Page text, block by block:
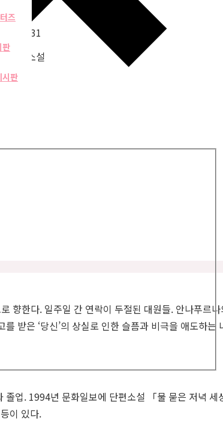
즈
판
시판
-05-31
단편소설
원
향한다. 일주일 간 연락이 두절된 대원들. 안나푸르
받은 ‘당신’의 상실로 인한 슬픔과 비극을 애도하
졸업. 1994년 문화일보에 단편소설 「물 묻은 저녁
이 있다.